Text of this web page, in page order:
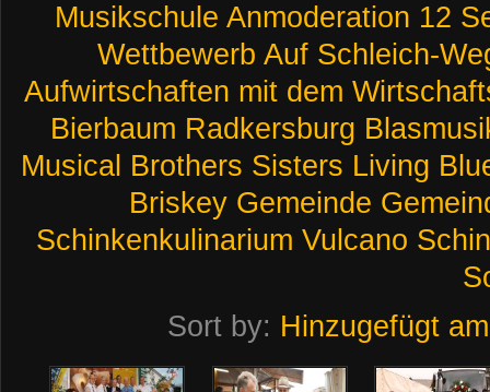
Musikschule Anmoderation 12
Wettbewerb Auf Schleich-
Aufwirtschaften mit dem
Bierbaum Radkersburg
Musical Brothers Sisters Living
Briskey Gemeinde
Schinkenkulinarium Vulcano
Sort by: Hinzugefügt am